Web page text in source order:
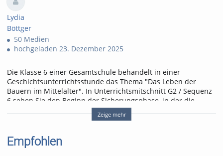
Lydia
Böttger
50 Medien
hochgeladen 23. Dezember 2025
Die Klasse 6 einer Gesamtschule behandelt in einer
Geschichtsunterrichtsstunde das Thema "Das Leben der
Bauern im Mittelalter". In Unterrichtsmitschnitt G2 / Sequenz
6 sehen Sie den Beginn der Sicherungsphase, in der die
Lehrkraft die Aufgabe für die Sicherung stellt und modelliert.
vivipro.nrw; vivipro; unterrichtsmitschnitt; geschichte; unterricht;
Zeige mehr
Empfohlen